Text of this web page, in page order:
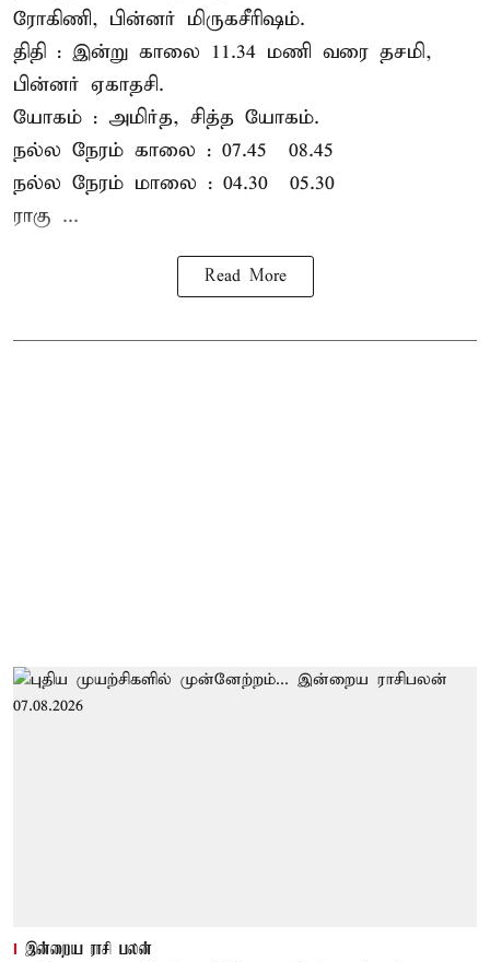
ரோகிணி, பின்னர் மிருகசீரிஷம்.
திதி : இன்று காலை 11.34 மணி வரை தசமி,
பின்னர் ஏகாதசி.
யோகம் : அமிர்த, சித்த யோகம்.
நல்ல நேரம் காலை : 07.45 – 08.45
நல்ல நேரம் மாலை : 04.30 – 05.30
ராகு ...
Read More
இன்றைய ராசி பலன்